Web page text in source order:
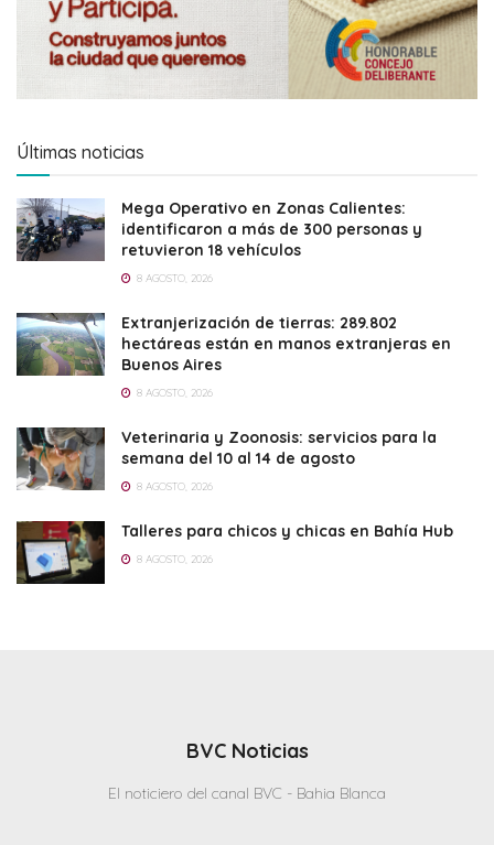
Últimas noticias
Mega Operativo en Zonas Calientes:
identificaron a más de 300 personas y
retuvieron 18 vehículos
8 AGOSTO, 2026
Extranjerización de tierras: 289.802
hectáreas están en manos extranjeras en
Buenos Aires
8 AGOSTO, 2026
Veterinaria y Zoonosis: servicios para la
semana del 10 al 14 de agosto
8 AGOSTO, 2026
Talleres para chicos y chicas en Bahía Hub
8 AGOSTO, 2026
BVC Noticias
El noticiero del canal BVC - Bahia Blanca